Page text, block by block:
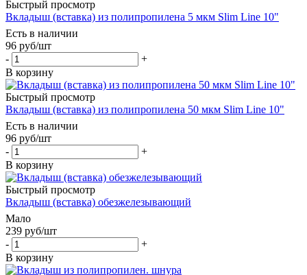
Быстрый просмотр
Вкладыш (вставка) из полипропилена 5 мкм Slim Line 10"
Есть в наличии
96 руб/шт
-
+
В корзину
Быстрый просмотр
Вкладыш (вставка) из полипропилена 50 мкм Slim Line 10"
Есть в наличии
96 руб/шт
-
+
В корзину
Быстрый просмотр
Вкладыш (вставка) обезжелезывающий
Мало
239 руб/шт
-
+
В корзину